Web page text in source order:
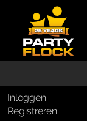
Inloggen
Registreren